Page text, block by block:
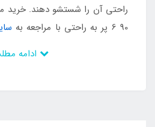
راحتی آن را شستشو دهند. خرید
90 6 پر به راحتی با مراجعه به